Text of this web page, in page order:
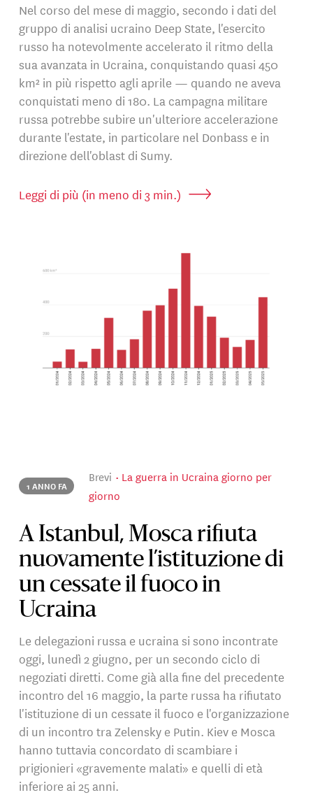
Nel corso del mese di maggio, secondo i dati del
gruppo di analisi ucraino Deep State, l'esercito
russo ha notevolmente accelerato il ritmo della
sua avanzata in Ucraina, conquistando quasi 450
km² in più rispetto agli aprile — quando ne aveva
conquistati meno di 180. La campagna militare
russa potrebbe subire un'ulteriore accelerazione
durante l'estate, in particolare nel Donbass e in
direzione dell'oblast di Sumy.
Leggi di più (in meno di 3 min.)
1 ANNO FA
Brevi
La guerra in Ucraina giorno per
giorno
A Istanbul, Mosca rifiuta
nuovamente l’istituzione di
un cessate il fuoco in
Ucraina
Le delegazioni russa e ucraina si sono incontrate
oggi, lunedì 2 giugno, per un secondo ciclo di
negoziati diretti. Come già alla fine del precedente
incontro del 16 maggio, la parte russa ha rifiutato
l'istituzione di un cessate il fuoco e l'organizzazione
di un incontro tra Zelensky e Putin. Kiev e Mosca
hanno tuttavia concordato di scambiare i
prigionieri «gravemente malati» e quelli di età
inferiore ai 25 anni.